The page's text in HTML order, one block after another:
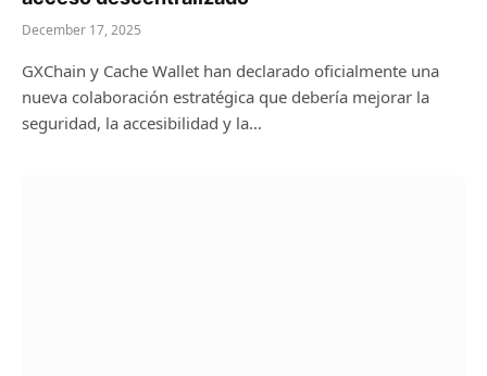
December 17, 2025
GXChain y Cache Wallet han declarado oficialmente una
nueva colaboración estratégica que debería mejorar la
seguridad, la accesibilidad y la…